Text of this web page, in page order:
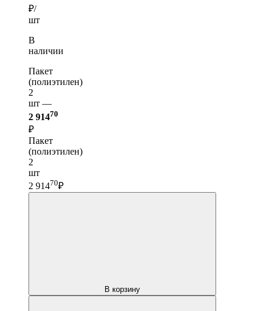
₽/
шт
В
наличии
Пакет
(полиэтилен)
2
шт —
2 91470
₽
Пакет
(полиэтилен)
2
шт
2 91470₽
В корзину